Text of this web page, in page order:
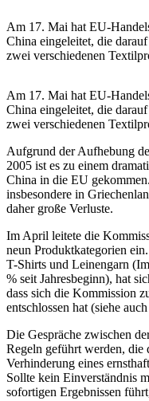
Am 17. Mai hat EU-
China eingeleitet, die
zwei verschiedenen
Am 17. Mai hat EU-
China eingeleitet, die
zwei verschiedenen
Aufgrund der Aufhebung
2005 ist es zu einem
China in die EU
insbesondere in
daher große Verluste.
Im April leitete die
neun Produktkategorien
T-Shirts und Leinengarn
% seit Jahresbeginn), hat
dass sich die Kommission
entschlossen hat (siehe auch
Die Gespräche zwischen
Regeln geführt werden, die
Verhinderung eines
Sollte kein Einverständnis
sofortigen Ergebnissen